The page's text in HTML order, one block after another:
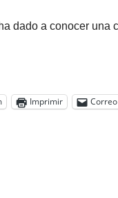
dado a conocer
Imprimir